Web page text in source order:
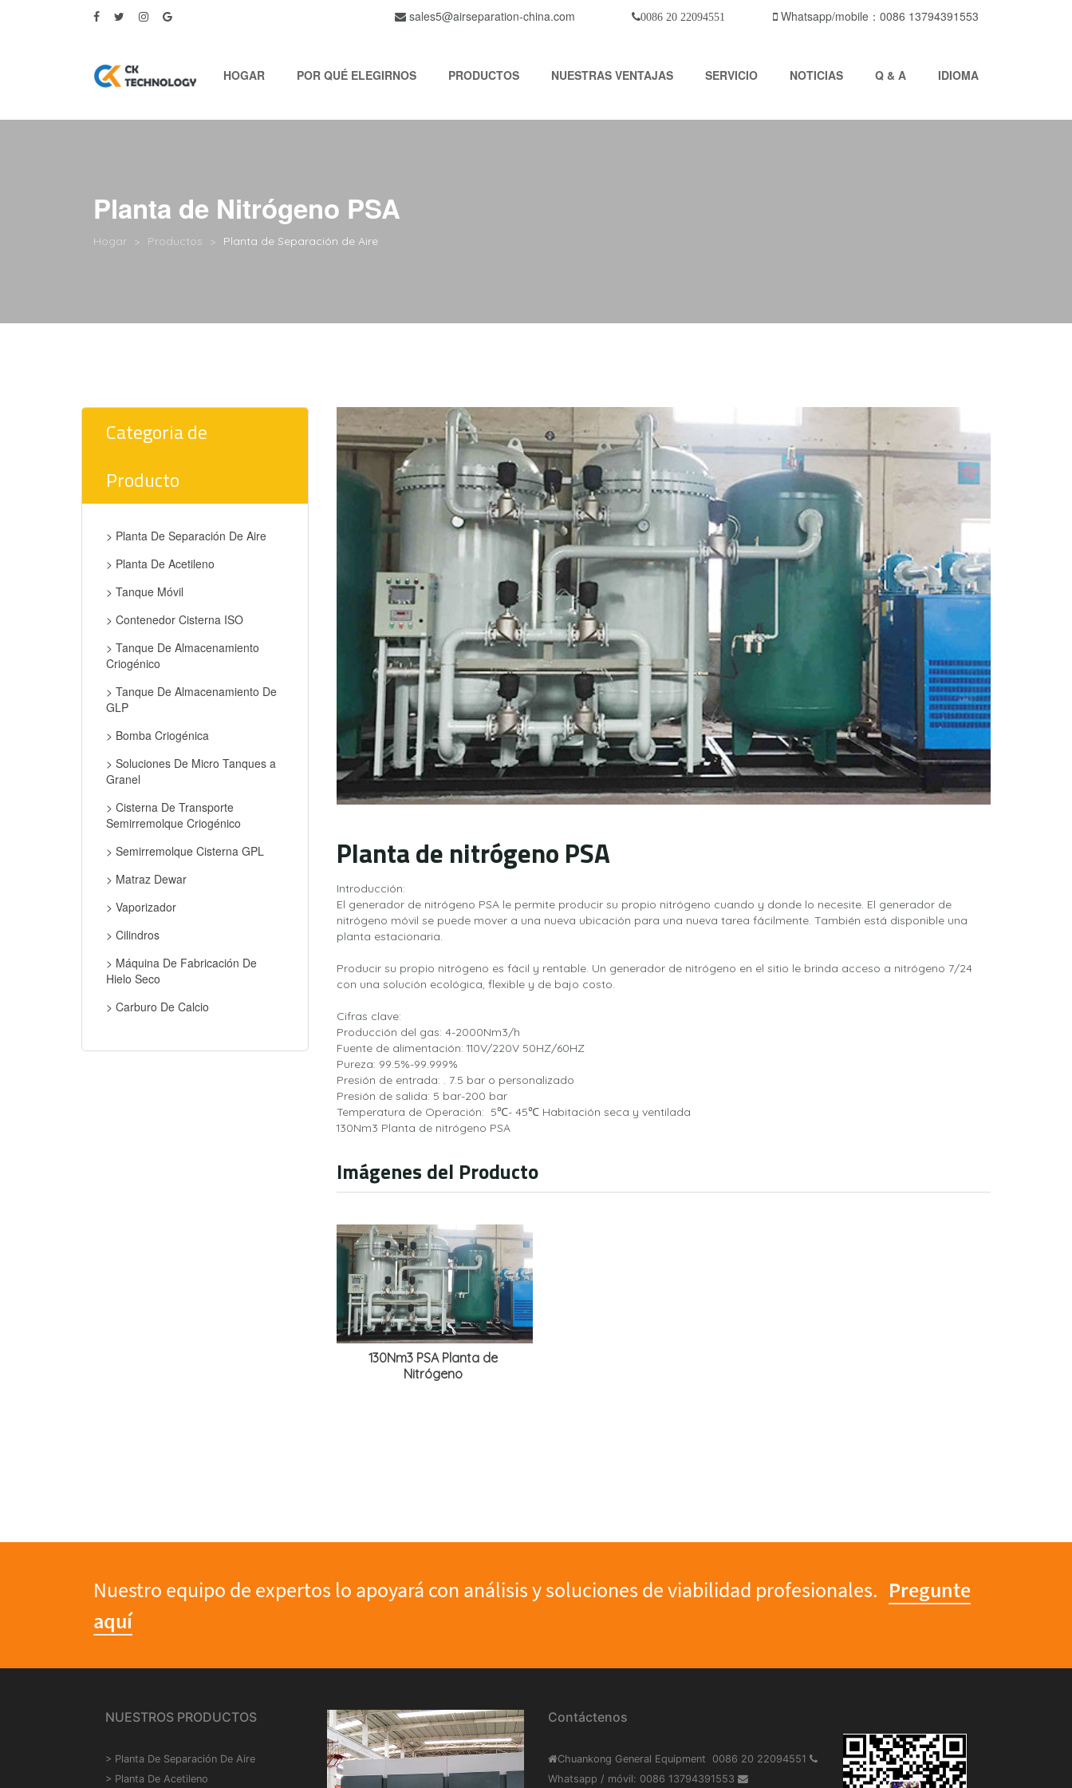
sales5@airseparation-china.com 0086 20 22094551 Whatsapp/mobile：0086 13794391553
HOGAR POR QUÉ ELEGIRNOS PRODUCTOS NUESTRAS VENTAJAS SERVICIO NOTICIAS Q & A IDIOMA
Planta de Nitrógeno PSA
Hogar Productos Planta de Separación de Aire
Categoria de
Producto
> Planta De Separación De Aire
> Planta De Acetileno
> Tanque Móvil
> Contenedor Cisterna ISO
> Tanque De Almacenamiento
Criogénico
> Tanque De Almacenamiento De
GLP
> Bomba Criogénica
> Soluciones De Micro Tanques a
Granel
> Cisterna De Transporte
Semirremolque Criogénico
> Semirremolque Cisterna GPL
> Matraz Dewar
> Vaporizador
> Cilindros
> Máquina De Fabricación De
Hielo Seco
> Carburo De Calcio
Planta de nitrógeno PSA
Introducción:
El generador de nitrógeno PSA le permite producir su propio nitrógeno cuando y donde lo necesite. El generador de
nitrógeno móvil se puede mover a una nueva ubicación para una nueva tarea fácilmente. También está disponible una
planta estacionaria.
Producir su propio nitrógeno es fácil y rentable. Un generador de nitrógeno en el sitio le brinda acceso a nitrógeno 7/24
con una solución ecológica, flexible y de bajo costo.
Cifras clave:
Producción del gas: 4-2000Nm3/h
Fuente de alimentación: 110V/220V 50HZ/60HZ
Pureza: 99.5%-99.999%
Presión de entrada: . 7.5 bar o personalizado
Presión de salida: 5 bar-200 bar
Temperatura de Operación: 5℃- 45℃ Habitación seca y ventilada
130Nm3 Planta de nitrógeno PSA
Imágenes del Producto
130Nm3 PSA Planta de
Nitrógeno
Nuestro equipo de expertos lo apoyará con análisis y soluciones de viabilidad profesionales. Pregunte
aquí
NUESTROS PRODUCTOS
> Planta De Separación De Aire
> Planta De Acetileno
Contáctenos
Chuankong General Equipment 0086 20 22094551
Whatsapp / móvil: 0086 13794391553